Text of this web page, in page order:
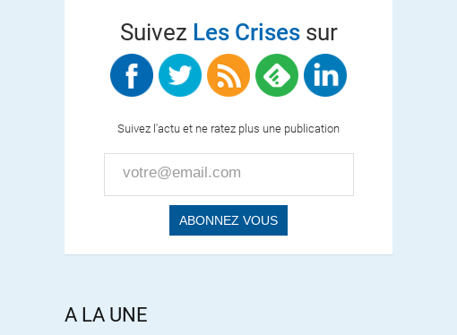
Suivez Les Crisessur
Suivez l'actu et ne ratez plus une publication
A LA UNE